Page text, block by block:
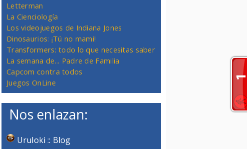
Letterman
La Cienciología
Los videojuegos de Indiana Jones
Dinosaurios: ¡Tú no mami!
Transformers: todo lo que necesitas saber
La semana de... Padre de Familia
Capcom contra todos
Juegos OnLine
Nos enlazan:
Uruloki :: Blog